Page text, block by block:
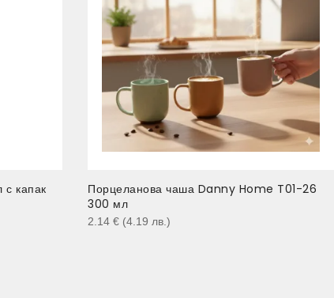
капак
Порцеланова чаша Danny Home T01-26
300 мл
2.14 € (4.19 лв. )